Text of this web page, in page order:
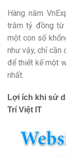
Hàng năm
trăm tỷ đồng từ
một con số
như vậy, chỉ cần
để thiết kế một
nhất.
Lợi ích khi sử
Trí Việt IT